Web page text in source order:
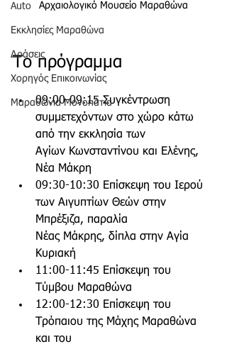
Auto
Εκκλησίες Μαραθώνα
Δράσεις
Χορηγός Επικοινωνίας
Μαραθώνια Μονοπάτια
Αρχαιολογικό Μουσείο Μαραθώνα
Το πρόγραμμα
09:00-09:15 Συγκέντρωση
συμμετεχόντων στο χώρο κάτω
από την εκκλησία των
Αγίων Κωνσταντίνου και Ελένης,
Νέα Μάκρη
09:30-10:30 Επίσκεψη του Ιερού
των Αιγυπτίων Θεών στην
Μπρέξιζα, παραλία
Νέας Μάκρης, δίπλα στην Αγία
Κυριακή
11:00-11:45 Επίσκεψη του
Τύμβου Μαραθώνα
12:00-12:30 Επίσκεψη του
Τρόπαιου της Μάχης Μαραθώνα
και του